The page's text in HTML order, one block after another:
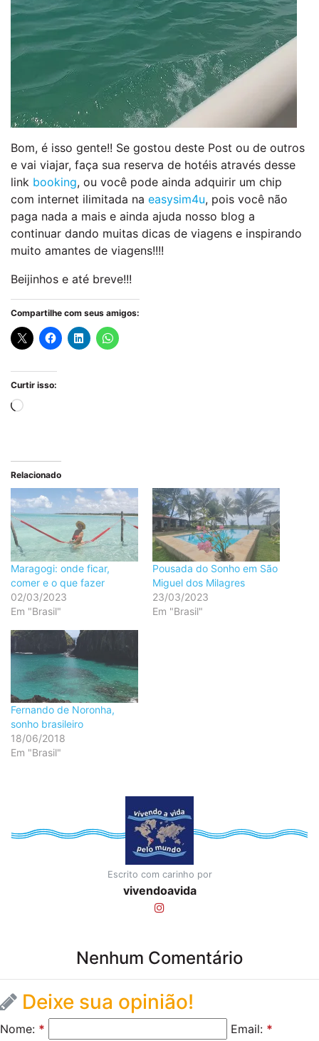
Bom, é isso gente!! Se gostou deste Post ou de outros
e vai viajar, faça sua reserva de hotéis através desse
link booking, ou você pode ainda adquirir um chip
com internet ilimitada na easysim4u, pois você não
paga nada a mais e ainda ajuda nosso blog a
continuar dando muitas dicas de viagens e inspirando
muito amantes de viagens!!!!
Beijinhos e até breve!!!
Compartilhe com seus amigos:
Curtir isso:
Carregando...
Relacionado
Maragogi: onde ficar,
comer e o que fazer
02/03/2023
Em "Brasil"
Pousada do Sonho em São
Miguel dos Milagres
23/03/2023
Em "Brasil"
Fernando de Noronha,
sonho brasileiro
18/06/2018
Em "Brasil"
Escrito com carinho por
vivendoavida
Nenhum Comentário
Deixe sua opinião!
Nome: * Email: *